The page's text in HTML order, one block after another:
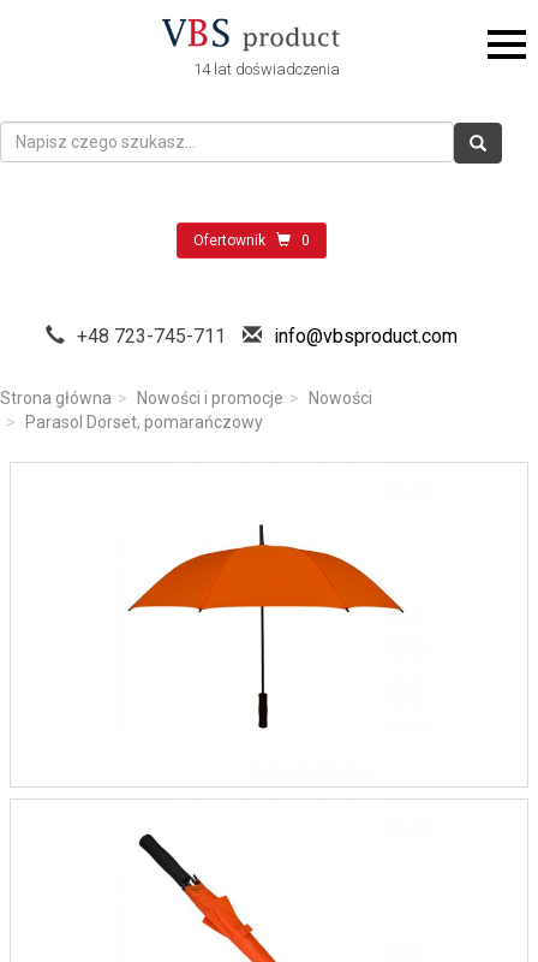
14 lat doświadczenia
Ofertownik 0
+48 723-745-711 info@vbsproduct.com
Strona główna Nowości i promocje
Nowości
Parasol Dorset, pomarańczowy